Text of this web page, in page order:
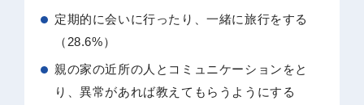
定期的に会いに行ったり、一緒に旅行をする
（28.6%）
親の家の近所の人とコミュニケーションをと
り、異常があれば教えてもらうようにする